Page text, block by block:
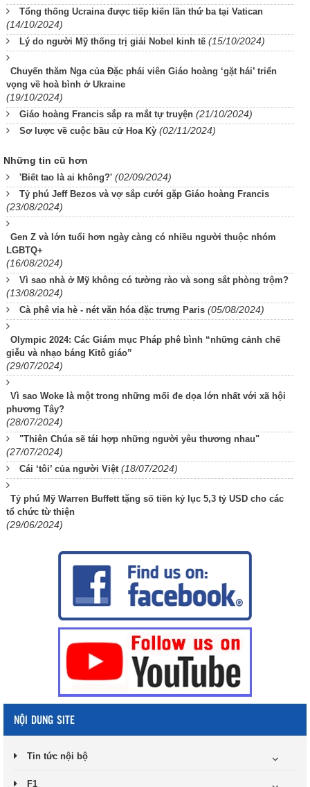
Tổng thống Ucraina được tiếp kiến lần thứ ba tại Vatican
(14/10/2024)
Lý do người Mỹ thống trị giải Nobel kinh tế (15/10/2024)
Chuyến thăm Nga của Đặc phái viên Giáo hoàng ‘gặt hái’ triển
vọng về hoà bình ở Ukraine
(19/10/2024)
Giáo hoàng Francis sắp ra mắt tự truyện (21/10/2024)
Sơ lược về cuộc bầu cử Hoa Kỳ (02/11/2024)
Những tin cũ hơn
'Biết tao là ai không?' (02/09/2024)
Tỷ phú Jeff Bezos và vợ sắp cưới gặp Giáo hoàng Francis
(23/08/2024)
Gen Z và lớn tuổi hơn ngày càng có nhiều người thuộc nhóm
LGBTQ+
(16/08/2024)
Vì sao nhà ở Mỹ không có tường rào và song sắt phòng trộm?
(13/08/2024)
Cà phê vỉa hè - nét văn hóa đặc trưng Paris (05/08/2024)
Olympic 2024: Các Giám mục Pháp phê bình “những cảnh chế
giễu và nhạo báng Kitô giáo”
(29/07/2024)
Vì sao Woke là một trong những mối đe dọa lớn nhất với xã hội
phương Tây?
(28/07/2024)
"Thiên Chúa sẽ tái hợp những người yêu thương nhau"
(27/07/2024)
Cái ‘tôi’ của người Việt (18/07/2024)
Tỷ phú Mỹ Warren Buffett tặng số tiền kỷ lục 5,3 tỷ USD cho các
tổ chức từ thiện
(29/06/2024)
NỘI DUNG SITE
Tin tức nội bộ
F1